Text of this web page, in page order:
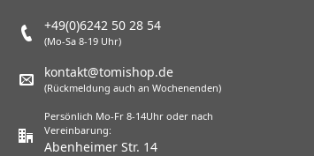
+49(0)6242 50 28 54
(Mo-Sa 8-19 Uhr)
kontakt@tomishop.de
(Rückmeldung auch an Wochenenden)
Persönlich Mo-Fr 8-14Uhr oder nach
Vereinbarung:
Abenheimer Str. 14